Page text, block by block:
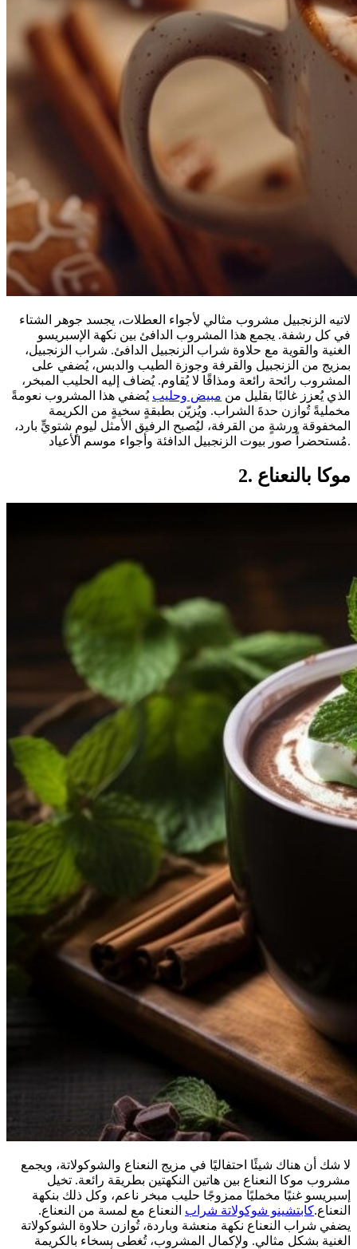
لاتيه الزنجبيل مشروب مثالي لأجواء العطلات، يجسد جوهر الشتاء
في كل رشفة. يجمع هذا المشروب الدافئ بين نكهة الإسبريسو
الغنية والقوية مع حلاوة شراب الزنجبيل الدافئ. شراب الزنجبيل،
بمزيج من الزنجبيل والقرفة وجوزة الطيب والدبس، يُضفي على
المشروب رائحة رائعة ومذاقًا لا يُقاوم. يُضاف إليه الحليب المبخر،
الذي يُعزز غالبًا بقليل من مبيض وحليب يُضفي هذا المشروب نعومةً
مخمليةً تُوازن حدةَ الشراب. ويُزيّن بطبقةٍ سخيةٍ من الكريمة
المخفوقة ورشةٍ من القرفة، ليُصبح الرفيق الأمثل ليومٍ شتويٍّ بارد،
مُستحضراً صور بيوت الزنجبيل الدافئة وأجواء موسم الأعياد.
2. موكا بالنعناع
لا شك أن هناك شيئًا احتفاليًا في مزيج النعناع والشوكولاتة، ويجمع
مشروب موكا النعناع بين هاتين النكهتين بطريقة رائعة. تخيل
إسبريسو غنيًا مخمليًا ممزوجًا حليب مبخر ناعم، وكل ذلك بنكهة
النعناع.كابتشينو شوكولاتة شراب النعناع مع لمسة من النعناع.
يضفي شراب النعناع نكهة منعشة وباردة، تُوازن حلاوة الشوكولاتة
الغنية بشكل مثالي. ولإكمال المشروب، تُغطى بسخاء بالكريمة